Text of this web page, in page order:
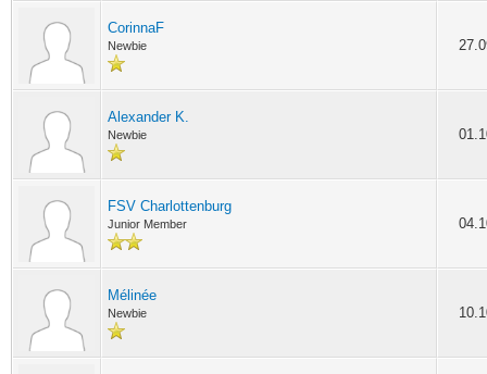
CorinnaF
Newbie
Alexander K.
Newbie
FSV Charlottenburg
Junior Member
Mélinée
Newbie